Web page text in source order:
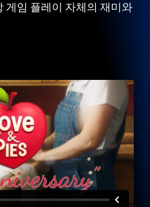
게임 플레이 자체의 재미와